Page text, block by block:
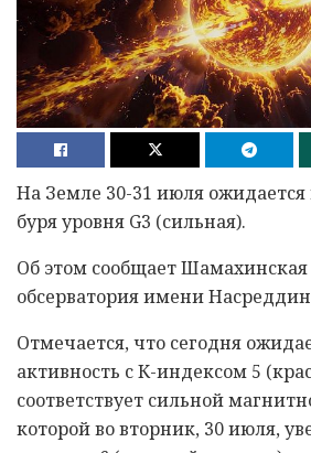
На Земле 30-31 июля ожидается
буря уровня G3 (сильная).
Об этом сообщает Шамахинская
обсерватория имени
Отмечается, что сегодня
активность с К-индексом 5
соответствует сильной
которой во вторник, 30 июля,